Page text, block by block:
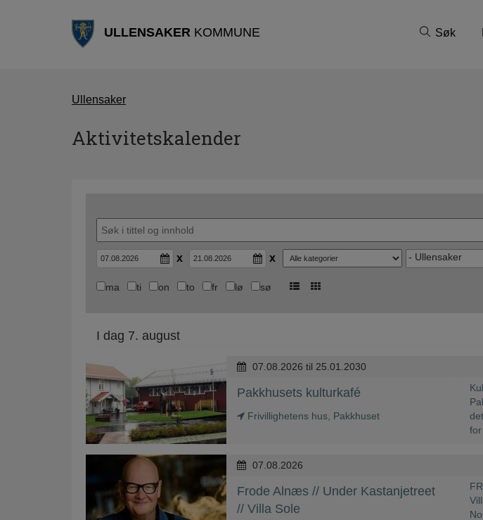
ULLENSAKERKOMMUNE Søk
Ullensaker
Aktivitetskalender